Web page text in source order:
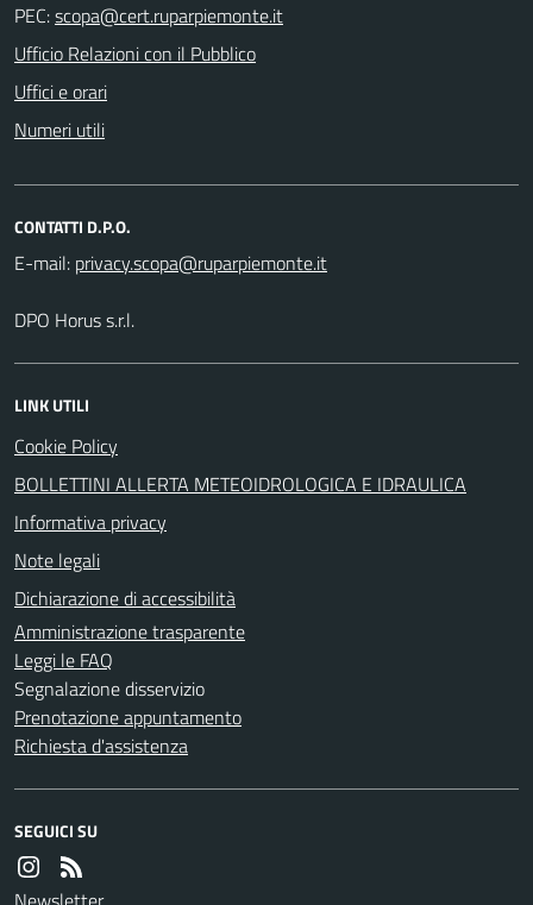
PEC:
Ufficio Relazioni con il Pubblico
Uffici e orari
Numeri utili
CONTATTI D.P.O.
E-mail:
DPO Horus s.r.l.
LINK UTILI
Cookie Policy
BOLLETTINI ALLERTA METEOIDROLOGICA E IDRAULICA
Informativa privacy
Note legali
Dichiarazione di accessibilità
Amministrazione trasparente
Leggi le FAQ
Segnalazione disservizio
Prenotazione appuntamento
Richiesta d'assistenza
SEGUICI SU